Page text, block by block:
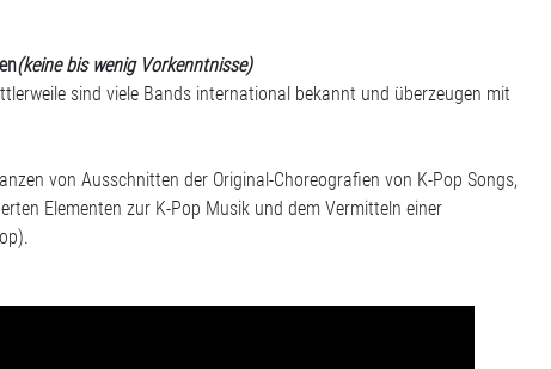
(keine bis wenig Vorkenntnisse)
sind viele Bands international bekannt und überzeugen mit
von Ausschnitten der Original-Choreografien von K-Pop Songs,
Elementen zur K-Pop Musik und dem Vermitteln einer